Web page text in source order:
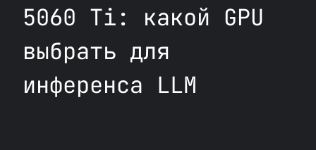
5060 Ti: какой GPU
выбрать для
инференса LLM